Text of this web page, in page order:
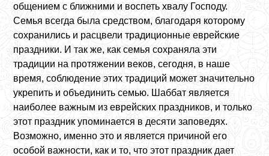
общением с ближними и воспеть хвалу Господу.
Семья всегда была средством, благодаря которому
сохранились и расцвели традиционные еврейские
праздники. И так же, как семья сохраняла эти
традиции на протяжении веков, сегодня, в наше
время, соблюдение этих традиций может значительно
укрепить и объединить семью. Шаббат является
наиболее важным из еврейских праздников, и только
этот праздник упоминается в десяти заповедях.
Возможно, именно это и является причиной его
особой важности, как и то, что этот праздник дает